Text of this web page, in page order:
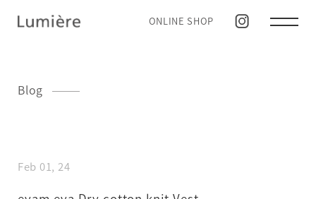
ONLINE SHOP
Blog
Feb 01, 24